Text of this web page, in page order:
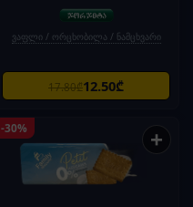
ვაფლი / ორცხობილა / ნამცხვარი
17.80₾12.50₾
-30% +